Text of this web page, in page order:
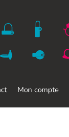
Mon compte